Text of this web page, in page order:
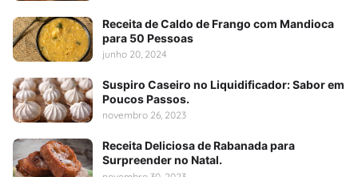
Receita de Caldo de Frango com Mandioca
para 50 Pessoas
junho 20, 2024
Suspiro Caseiro no Liquidificador: Sabor em
Poucos Passos.
novembro 26, 2023
Receita Deliciosa de Rabanada para
Surpreender no Natal.